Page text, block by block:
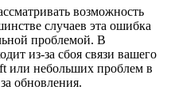
возможность
случаев эта ошибка
проблемой. В
из-за сбоя связи вашего
или небольших проблем в
обновления.